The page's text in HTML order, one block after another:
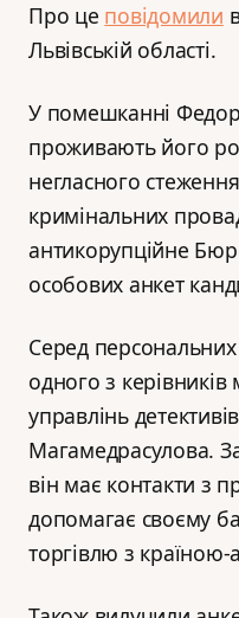
Про це повідомили
Львівській області.
У помешканні
проживають його
негласного
кримінальних
антикорупційне
особових анкет
Серед
одного з керівників
управлінь
Магамедрасулова.
він має контакти з
допомагає своєму
торгівлю з